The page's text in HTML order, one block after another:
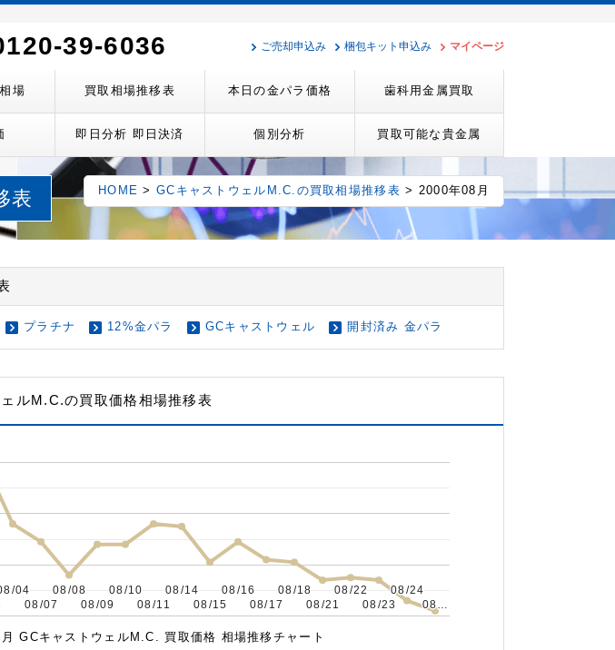
39-6036 ご売却申込み 梱包キット申込み マイページ
場 買取相場推移表 本日の金パラ価格 歯科用金属買取
即日分析 即日決済 個別分析 買取可能な貴金属
表 HOME >GCキャストウェルM.C.の買取相場推移表 > 2000年08月
プラチナ 12%金パラ GCキャストウェル 開封済み 金パラ
ルM.C.の買取価格相場推移表
04
04
08/07
08/07
08/08
08/08
08/09
08/09
08/10
08/10
08/11
08/11
08/14
08/14
08/15
08/15
08/16
08/16
08/17
08/17
08/18
08/18
08/21
08/21
08/22
08/22
08/23
08/23
08/24
08/24
08…
08…
GCキャストウェルM.C. 買取価格 相場推移チャート